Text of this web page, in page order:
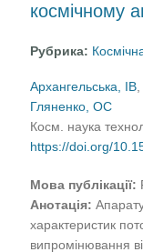
космічному
Рубрика:
Архангельська, ІВ
Гляненко, ОС
Косм. наука
https://doi.org/
Мова публікації:
Анотація:
характеристик
випромінювання